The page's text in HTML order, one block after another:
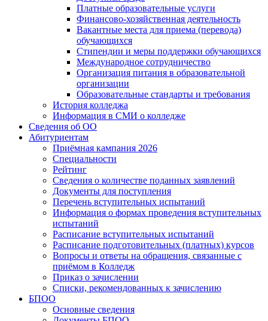
Платные образовательные услуги
Финансово-хозяйственная деятельность
Вакантные места для приема (перевода)
обучающихся
Стипендии и меры поддержки обучающихся
Международное сотрудничество
Организация питания в образовательной
организации
Образовательные стандарты и требования
История колледжа
Информация в СМИ о колледже
Сведения об ОО
Абитуриентам
Приёмная кампания 2026
Специальности
Рейтинг
Сведения о количестве поданных заявлений
Документы для поступления
Перечень вступительных испытаний
Информация о формах проведения вступительных
испытаний
Расписание вступительных испытаний
Расписание подготовительных (платных) курсов
Вопросы и ответы на обращения, связанные с
приёмом в Колледж
Приказ о зачислении
Списки, рекомендованных к зачислению
БПОО
Основные сведения